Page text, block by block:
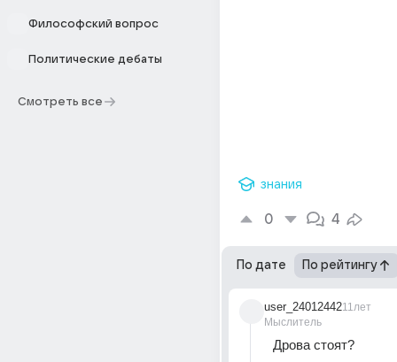
Философский вопрос
Политические дебаты
Смотреть все
знания
0 4
По дате По рейтингу
user_24012442
Мыслитель
11лет
Дрова стоят?